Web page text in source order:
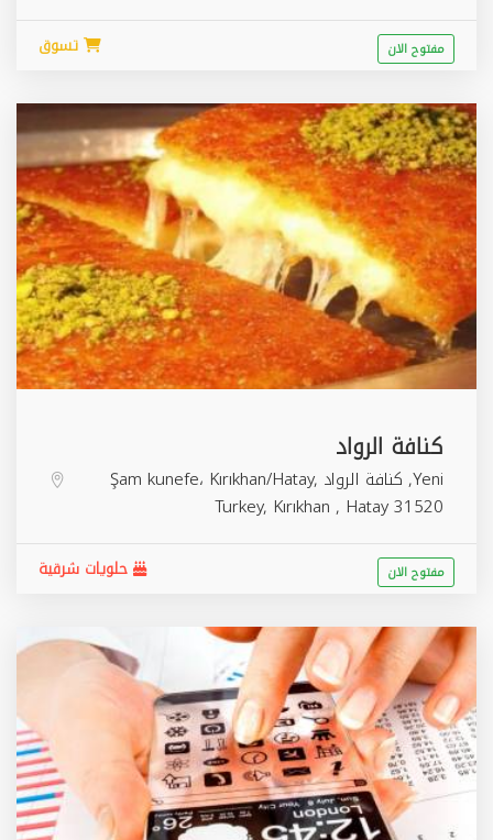
تسوق مفتوح الان
كنافة الرواد
Yeni, كنافة الرواد Şam kunefe، Kırıkhan/Hatay,
Turkey, Kırıkhan , Hatay31520
حلويات شرقية مفتوح الان